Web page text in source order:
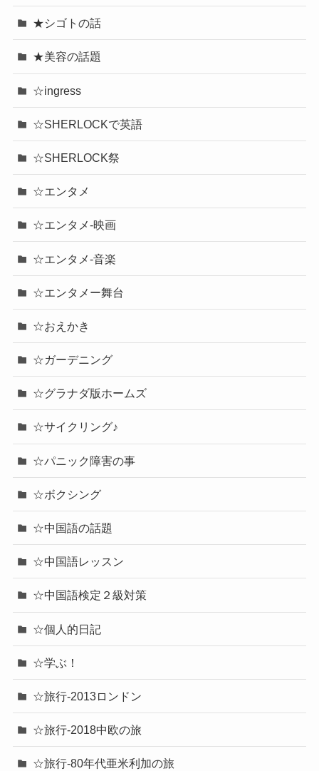
★シゴトの話
★美容の話題
☆ingress
☆SHERLOCKで英語
☆SHERLOCK祭
☆エンタメ
☆エンタメ-映画
☆エンタメ-音楽
☆エンタメー舞台
☆おえかき
☆ガーデニング
☆グラナダ版ホームズ
☆サイクリング♪
☆パニック障害の事
☆ボクシング
☆中国語の話題
☆中国語レッスン
☆中国語検定２級対策
☆個人的日記
☆学ぶ！
☆旅行-2013ロンドン
☆旅行-2018中欧の旅
☆旅行-80年代亜米利加の旅